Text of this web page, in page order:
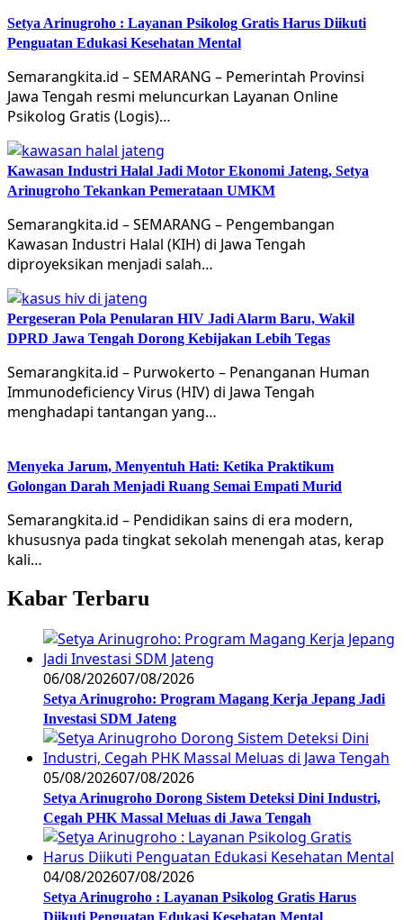
Setya Arinugroho : Layanan Psikolog Gratis Harus Diikuti
Penguatan Edukasi Kesehatan Mental
Semarangkita.id – SEMARANG – Pemerintah Provinsi
Jawa Tengah resmi meluncurkan Layanan Online
Psikolog Gratis (Logis)…
Kawasan Industri Halal Jadi Motor Ekonomi Jateng, Setya
Arinugroho Tekankan Pemerataan UMKM
Semarangkita.id – SEMARANG – Pengembangan
Kawasan Industri Halal (KIH) di Jawa Tengah
diproyeksikan menjadi salah…
Pergeseran Pola Penularan HIV Jadi Alarm Baru, Wakil
DPRD Jawa Tengah Dorong Kebijakan Lebih Tegas
Semarangkita.id – Purwokerto – Penanganan Human
Immunodeficiency Virus (HIV) di Jawa Tengah
menghadapi tantangan yang…
Menyeka Jarum, Menyentuh Hati: Ketika Praktikum
Golongan Darah Menjadi Ruang Semai Empati Murid
Semarangkita.id – Pendidikan sains di era modern,
khususnya pada tingkat sekolah menengah atas, kerap
kali…
Kabar Terbaru
06/08/202607/08/2026
Setya Arinugroho: Program Magang Kerja Jepang Jadi
Investasi SDM Jateng
05/08/202607/08/2026
Setya Arinugroho Dorong Sistem Deteksi Dini Industri,
Cegah PHK Massal Meluas di Jawa Tengah
04/08/202607/08/2026
Setya Arinugroho : Layanan Psikolog Gratis Harus